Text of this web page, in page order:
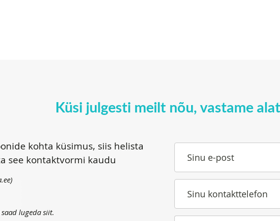
Küsi julgesti meilt nõu, vastame
kohta küsimus, siis helista
see kontaktvormi kaudu
)
lugeda siit.
Sinu e-post
Sinu kontakttelefon